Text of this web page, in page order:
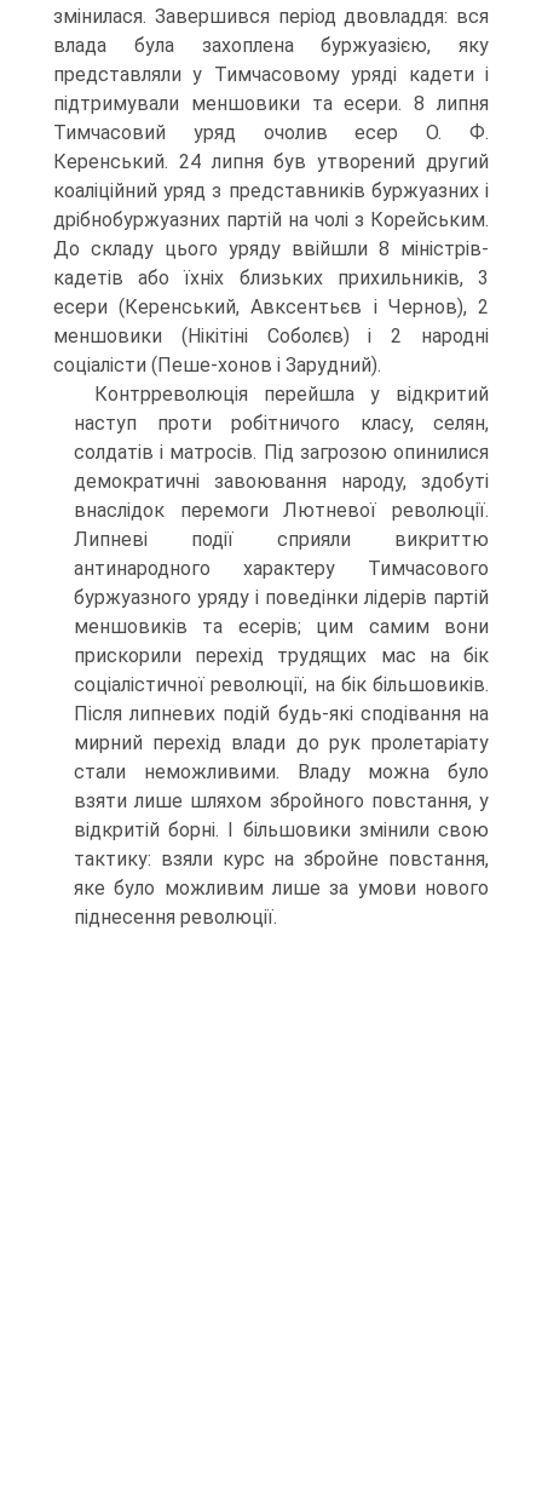
змінилася. Завершився період двовладдя: вся
влада була захоплена буржуазією, яку
представляли у Тимчасовому уряді кадети і
підтримували меншовики та есери. 8 липня
Тимчасовий уряд очолив есер О. Ф.
Керенський. 24 липня був утворений другий
коаліційний уряд з представників буржуазних і
дрібнобуржуазних партій на чолі з Корейським.
До складу цього уряду ввійшли 8 міністрів-
кадетів або їхніх близьких прихильників, 3
есери (Керенський, Авксентьєв і Чернов), 2
меншовики (Нікітіні Соболєв) і 2 народні
соціалісти (Пеше-хонов і Зарудний).
Контрреволюція перейшла у відкритий
наступ проти робітничого класу, селян,
солдатів і матросів. Під загрозою опинилися
демократичні завоювання народу, здобуті
внаслідок перемоги Лютневої революції.
Липневі події сприяли викриттю
антинародного характеру Тимчасового
буржуазного уряду і поведінки лідерів партій
меншовиків та есерів; цим самим вони
прискорили перехід трудящих мас на бік
соціалістичної революції, на бік більшовиків.
Після липневих подій будь-які сподівання на
мирний перехід влади до рук пролетаріату
стали неможливими. Владу можна було
взяти лише шляхом збройного повстання, у
відкритій борні. І більшовики змінили свою
тактику: взяли курс на збройне повстання,
яке було можливим лише за умови нового
піднесення революції.